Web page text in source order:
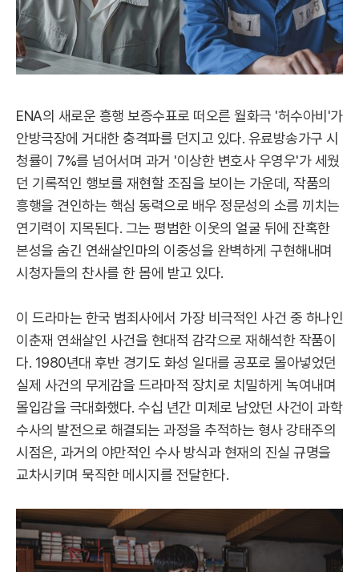
ENA의 새로운 흥행 보증수표로 떠오른 월화극 '허수아비'가
안방극장에 거대한 충격파를 던지고 있다. 유료방송가구 시
청률이 7%를 넘어서며 과거 '이상한 변호사 우영우'가 세웠
던 기록적인 행보를 재현할 조짐을 보이는 가운데, 작품의
흥행을 견인하는 핵심 동력으로 배우 정문성의 소름 끼치는
연기력이 지목된다. 그는 평범한 이웃의 얼굴 뒤에 잔혹한
본성을 숨긴 연쇄살인마의 이중성을 완벽하게 구현해내며
시청자들의 찬사를 한 몸에 받고 있다.
이 드라마는 한국 범죄사에서 가장 비극적인 사건 중 하나인
이춘재 연쇄살인 사건을 현대적 감각으로 재해석한 작품이
다. 1980년대 후반 경기도 화성 일대를 공포로 몰아넣었던
실제 사건의 무게감을 드라마적 장치로 치밀하게 녹여내며
몰입감을 극대화했다. 수십 년간 미제로 남았던 사건이 과학
수사의 발전으로 해결되는 과정을 추적하는 형사 강태주의
시점은, 과거의 야만적인 수사 방식과 현재의 진실 규명을
교차시키며 묵직한 메시지를 전달한다.